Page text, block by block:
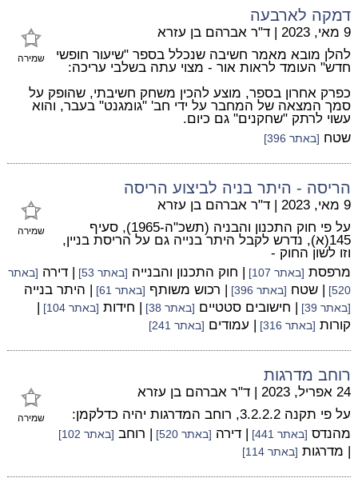
דמקה לארבעה
שמירה
9 מאי, 2023 | ד"ר אברהם בן עזרא
להלן מובא מאמר חשיבה שנכלל בספר "שיעור חופשי
חדש" העומד לראות אור - מצוי עתה בשלבי עריכה:
כפרק אחרון בספר, מוצע להכין משחק חשיבתי, שהופק על
סמך המצאה של המחבר על ידי חב' "גומגנט" בעבר, והוא
עשוי לרתק "שחקנים" גם כיום.
שטח [באתר 396]
הריסה - היתר בניה לביצוע הריסה
שמירה
9 מאי, 2023 | ד"ר אברהם בן עזרא
על פי חוק התכנון והבניה (תשכ"ה-1965), סעיף
145(א), נדרש לקבל היתר בנייה גם על הריסת בניין,
וזו לשון החוק -
מרפסת [באתר 107] | חוק התכנון והבנייה [באתר 53] | דירה [באתר
520]
| שטח [באתר 396] | רכוש משותף [באתר 61] | היתר בנייה
[באתר 39] | חישובים סטטיים [באתר 38] | חידות [באתר 104]
|
קורות [באתר 316] | עמודים [באתר 241]
רוחב מדרגות
שמירה
24 אפריל, 2023 | ד"ר אברהם בן עזרא
על פי תקנה 3.2.2.2, רוחב המדרגות יהיה כדלקמן:
מהנדס [באתר 441] | דירה [באתר 520] | רוחב [באתר 102]
| מדרגות [באתר 114]